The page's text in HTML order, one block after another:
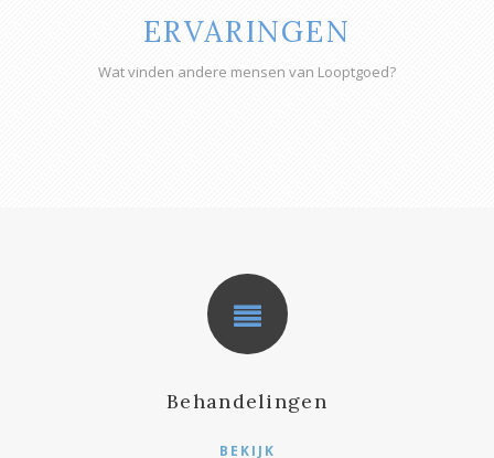
ERVARINGEN
Wat vinden andere mensen van Looptgoed?
Behandelingen
BEKIJK